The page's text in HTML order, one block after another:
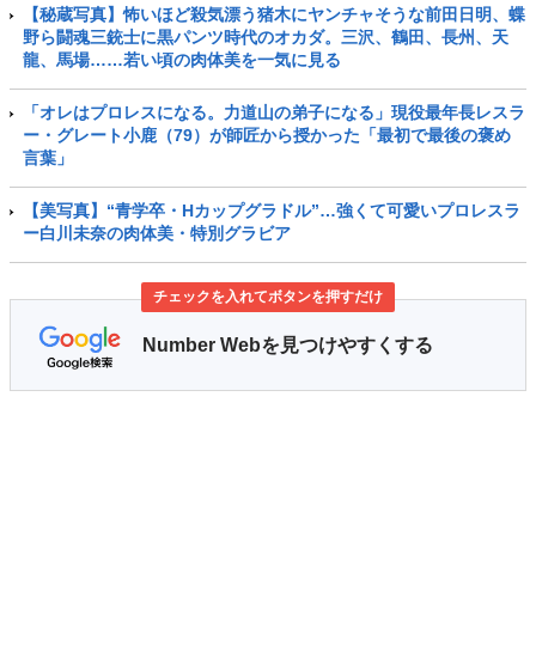
【秘蔵写真】怖いほど殺気漂う猪木にヤンチャそうな前田日明、蝶
野ら闘魂三銃士に黒パンツ時代のオカダ。三沢、鶴田、長州、天
龍、馬場……若い頃の肉体美を一気に見る
「オレはプロレスになる。力道山の弟子になる」現役最年長レスラ
ー・グレート小鹿（79）が師匠から授かった「最初で最後の褒め
言葉」
【美写真】“青学卒・Hカップグラドル”…強くて可愛いプロレスラ
ー白川未奈の肉体美・特別グラビア
チェックを入れてボタンを押すだけ
Number Webを見つけやすくする